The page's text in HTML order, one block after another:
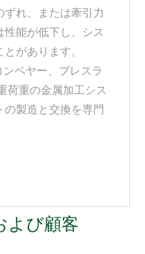
ずれ、または牽引力
能が低下し、シス
があります。
ベヤー、プレスラ
荷重の金属加工シス
の製造と交換を専門
よび顧客